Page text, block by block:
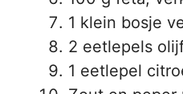
1 klein bosje
2 eetlepels
1 eetlepel